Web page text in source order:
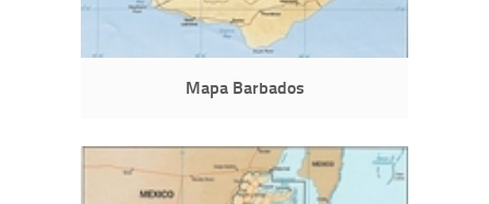
Mapa Barbados